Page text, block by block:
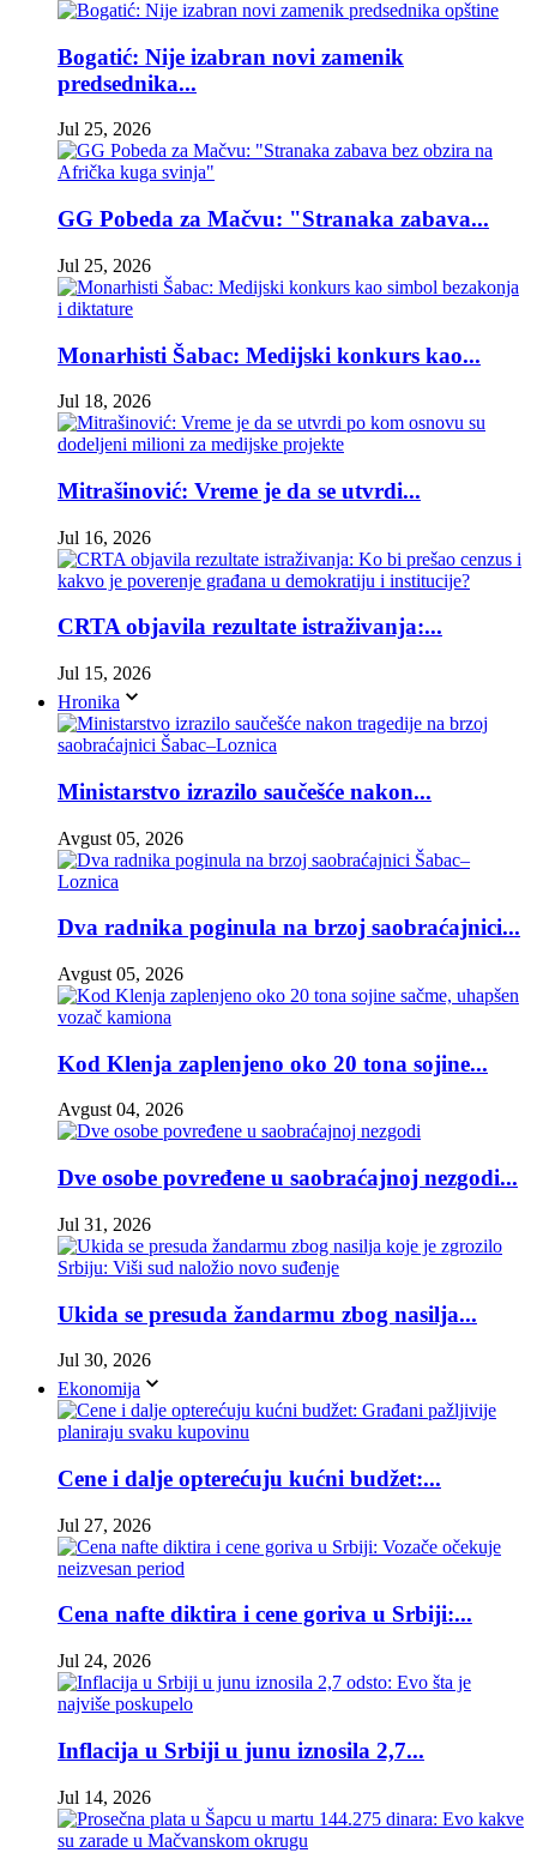
Bogatić: Nije izabran novi zamenik
predsednika...
Jul 25, 2026
GG Pobeda za Mačvu: "Stranaka zabava...
Jul 25, 2026
Monarhisti Šabac: Medijski konkurs kao...
Jul 18, 2026
Mitrašinović: Vreme je da se utvrdi...
Jul 16, 2026
CRTA objavila rezultate istraživanja:...
Jul 15, 2026
Hronika
Ministarstvo izrazilo saučešće nakon...
Avgust 05, 2026
Dva radnika poginula na brzoj saobraćajnici...
Avgust 05, 2026
Kod Klenja zaplenjeno oko 20 tona sojine...
Avgust 04, 2026
Dve osobe povređene u saobraćajnoj nezgodi...
Jul 31, 2026
Ukida se presuda žandarmu zbog nasilja...
Jul 30, 2026
Ekonomija
Cene i dalje opterećuju kućni budžet:...
Jul 27, 2026
Cena nafte diktira i cene goriva u Srbiji:...
Jul 24, 2026
Inflacija u Srbiji u junu iznosila 2,7...
Jul 14, 2026